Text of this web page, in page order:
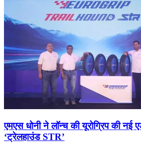
एमएस धोनी ने लॉन्च की यूरोग्रिप की नई
‘ट्रेलहाउंड STR’